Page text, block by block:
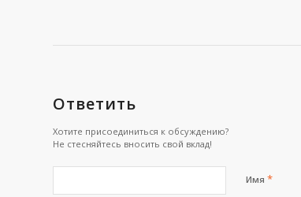
Ответить
Хотите присоединиться к обсуждению?
Не стесняйтесь вносить свой вклад!
Имя *